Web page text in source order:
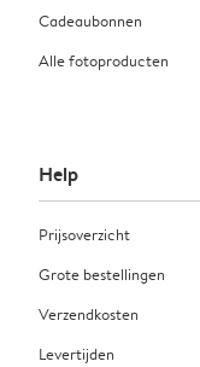
Cadeaubonnen
Alle fotoproducten
Help
Prijsoverzicht
Grote bestellingen
Verzendkosten
Levertijden